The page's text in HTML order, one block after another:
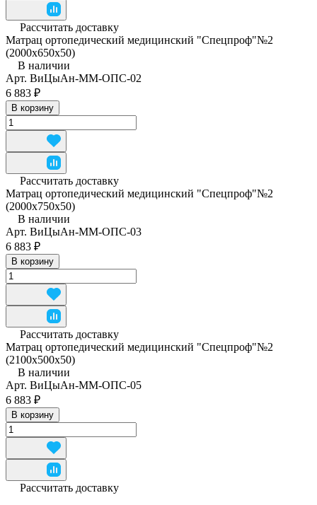
Рассчитать доставку
Матрац ортопедический медицинский "Спецпроф"№2
(2000х650х50)
В наличии
Арт. ВиЦыАн-ММ-ОПС-02
6 883 ₽
В корзину
Рассчитать доставку
Матрац ортопедический медицинский "Спецпроф"№2
(2000х750х50)
В наличии
Арт. ВиЦыАн-ММ-ОПС-03
6 883 ₽
В корзину
Рассчитать доставку
Матрац ортопедический медицинский "Спецпроф"№2
(2100х500х50)
В наличии
Арт. ВиЦыАн-ММ-ОПС-05
6 883 ₽
В корзину
Рассчитать доставку